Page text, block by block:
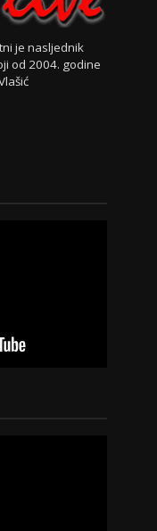
je nasljednik
od 2004. godine